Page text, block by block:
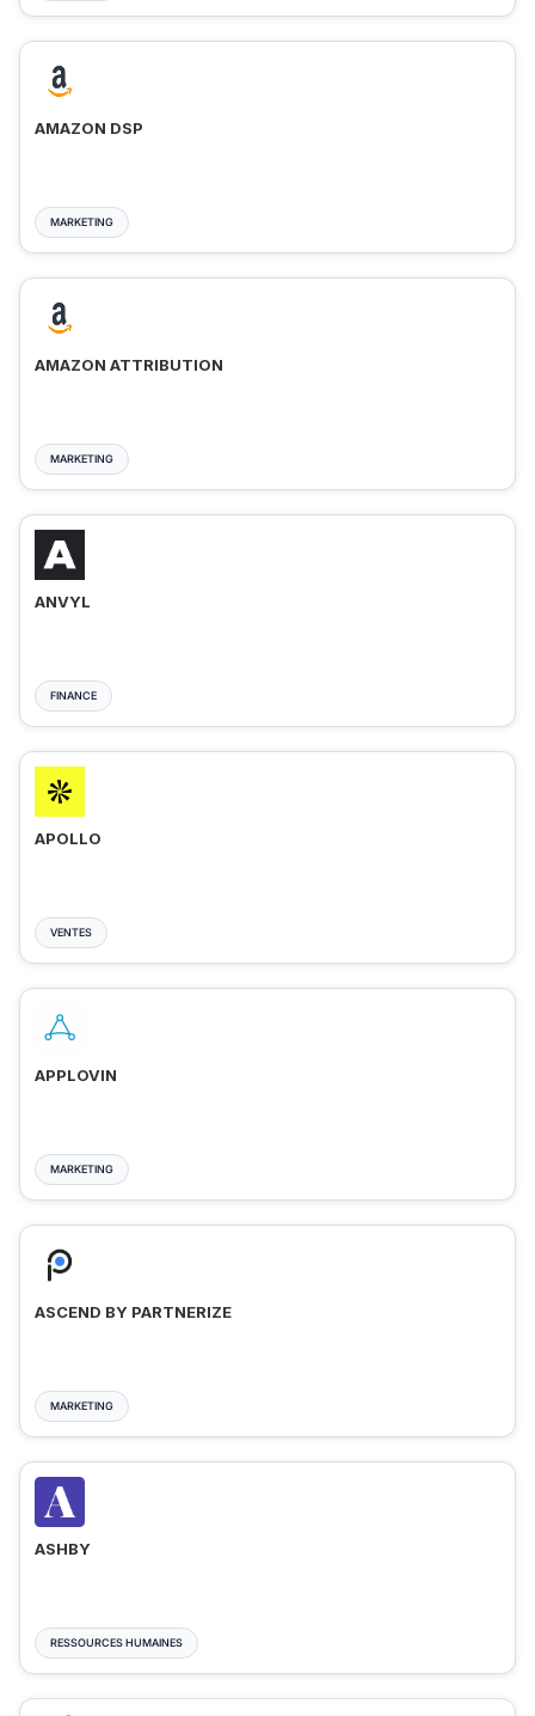
AMAZON DSP
MARKETING
AMAZON ATTRIBUTION
MARKETING
ANVYL
FINANCE
APOLLO
VENTES
APPLOVIN
MARKETING
ASCEND BY PARTNERIZE
MARKETING
ASHBY
RESSOURCES HUMAINES